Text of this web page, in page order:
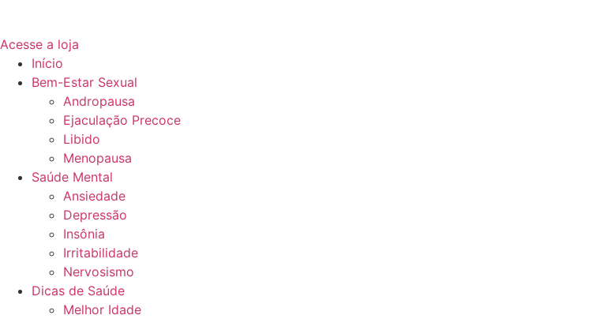
Acesse a loja
Início
Bem-Estar Sexual
Andropausa
Ejaculação Precoce
Libido
Menopausa
Saúde Mental
Ansiedade
Depressão
Insônia
Irritabilidade
Nervosismo
Dicas de Saúde
Melhor Idade